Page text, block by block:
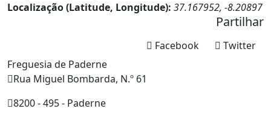
Localização (Latitude, Longitude): 37.167952, -8.20897
Partilhar
Twitter
Facebook
Freguesia de Paderne
Rua Miguel Bombarda, N.º 61
8200 - 495 - Paderne